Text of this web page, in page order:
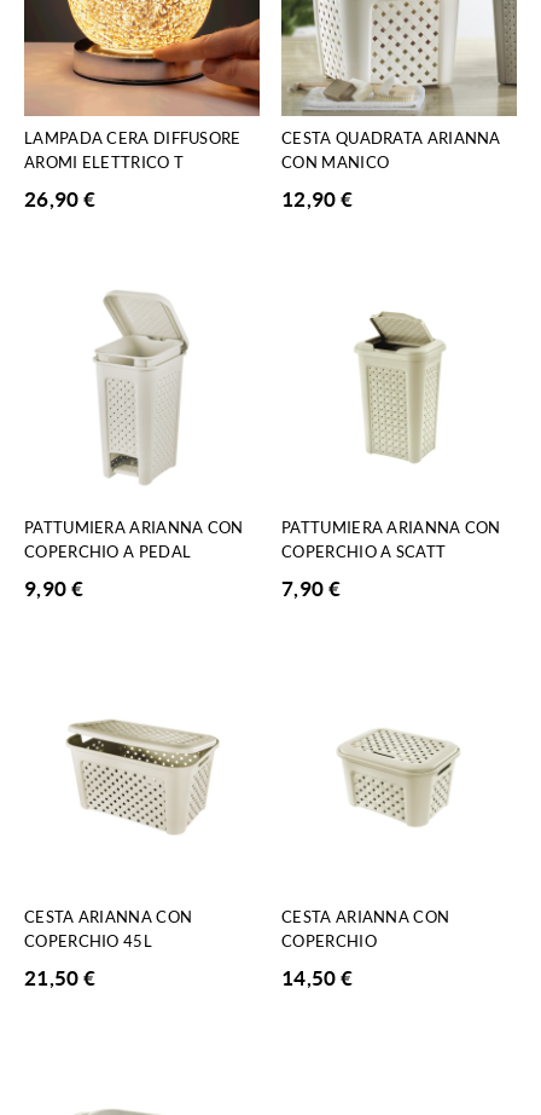
LAMPADA CERA DIFFUSORE
AROMI ELETTRICO T
26,90€
CESTA QUADRATA ARIANNA
CON MANICO
12,90€
PATTUMIERA ARIANNA CON
COPERCHIO A PEDAL
9,90€
PATTUMIERA ARIANNA CON
COPERCHIO A SCATT
7,90€
CESTA ARIANNA CON
COPERCHIO 45L
21,50€
CESTA ARIANNA CON
COPERCHIO
14,50€